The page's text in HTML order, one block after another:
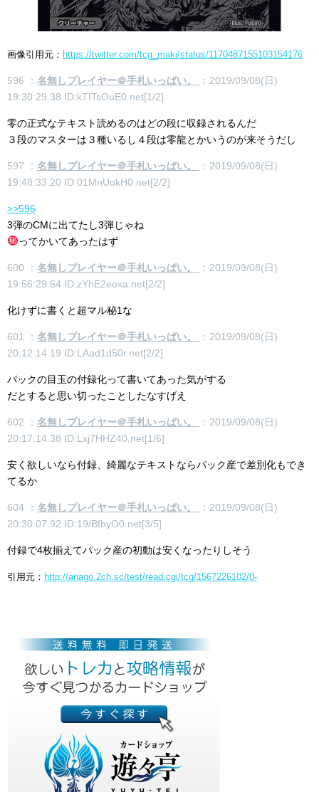
画像引用元： https://twitter.com/tcg_maki/status/1170487155103154176
596 ： 名無しプレイヤー＠手札いっぱい。
：2019/09/08(日)
19:30:29.38 ID:kTITsOuE0.net[1/2]
零の正式なテキスト読めるのはどの段に収録されるんだ
３段のマスターは３種いるし４段は零龍とかいうのが来そうだし
597 ： 名無しプレイヤー＠手札いっぱい。
：2019/09/08(日)
19:48:33.20 ID:01MnUokH0.net[2/2]
>>596
3弾のCMに出てたし3弾じゃね
ってかいてあったはず
600 ： 名無しプレイヤー＠手札いっぱい。
：2019/09/08(日)
19:56:29.64 ID:zYhE2eoxa.net[2/2]
化けずに書くと超マル秘1な
601 ： 名無しプレイヤー＠手札いっぱい。
：2019/09/08(日)
20:12:14.19 ID:LAad1d50r.net[2/2]
パックの目玉の付録化って書いてあった気がする
だとすると思い切ったことしたなすげえ
602 ： 名無しプレイヤー＠手札いっぱい。
：2019/09/08(日)
20:17:14.38 ID:Lxj7HHZ40.net[1/6]
安く欲しいなら付録、綺麗なテキストならパック産で差別化もでき
てるか
604 ： 名無しプレイヤー＠手札いっぱい。
：2019/09/08(日)
20:30:07.92 ID:19/BfhyO0.net[3/5]
付録で4枚揃えてパック産の初動は安くなったりしそう
引用元： http://anago.2ch.sc/test/read.cgi/tcg/1567226102/0-